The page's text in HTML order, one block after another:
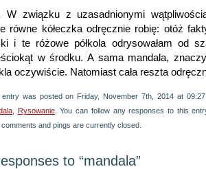
W związku z uzasadnionymi
równe kółeczka odręcznie robię: otóż
i te różowe półkola odrysowałam od
w środku. A sama mandala,
oczywiście. Natomiast cała reszta
entry was posted on Friday, November 7th, 2014 at
Rysowanie. You can follow any responses to this
comments and pings are currently closed.
to “mandala”